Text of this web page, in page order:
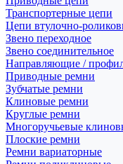
Транспортерные цепи
Цепи втулочно-
Звено переходное
Звено соединительное
Направляющие /
Приводные ремни
Зубчатые ремни
Клиновые ремни
Круглые ремни
Многоручьевые
Плоские ремни
Ремни вариаторные